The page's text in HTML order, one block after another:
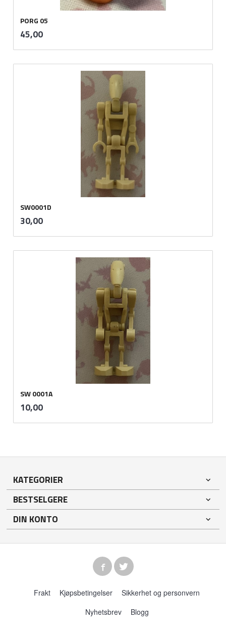
PORG 05
Pris
45,00mva.
SW0001D
Pris
30,00mva.
SW 0001A
Pris
10,00mva.
KATEGORIER
BESTSELGERE
DIN KONTO
Frakt Kjøpsbetingelser
Sikkerhet og personvern
Nyhetsbrev
Blogg